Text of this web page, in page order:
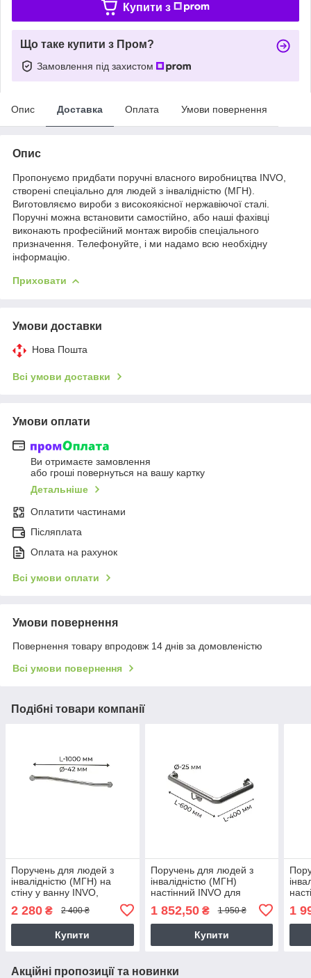
Купити з
Що таке купити з Пром?
Замовлення під захистом
Опис Доставка Оплата Умови повернення
Опис
Пропонуємо придбати поручні власного виробництва INVO,
створені спеціально для людей з інвалідністю (МГН).
Виготовляємо вироби з високоякісної нержавіючої сталі.
Поручні можна встановити самостійно, або наші фахівці
виконають професійний монтаж виробів спеціального
призначення. Телефонуйте, і ми надамо всю необхідну
інформацію.
Приховати
Умови доставки
Нова Пошта
Всі умови доставки
Умови оплати
Ви отримаєте замовлення
або гроші повернуться на вашу картку
Детальніше
Оплатити частинами
Післяплата
Оплата на рахунок
Всі умови оплати
Умови повернення
Повернення товару впродовж 14 днів за домовленістю
Всі умови повернення
Подібні товари компанії
Поручень для людей з
інвалідністю (МГН) на
стіну у ванну INVO,
ламана, розмір 1000 мм,
D труби - 42 мм
2 280 ₴ 2 400 ₴
Купити
Поручень для людей з
інвалідністю (МГН)
настінний INVO для
зовнішнього кута правий
та лівий, розмір 600х400
мм, D труби - 25 мм
1 852,50₴ 1 950 ₴
Купити
D
1
Акційні пропозиції та новинки